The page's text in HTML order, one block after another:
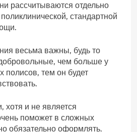
рассчитываются отдельно
стандартной
весьма важны, будь то
чем больше у
полисов, тем он будет
хотя и не является
поможет в сложных
обязательно оформлять.